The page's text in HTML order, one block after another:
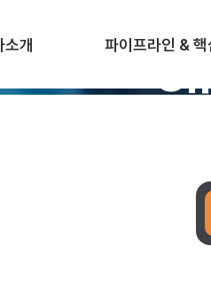
소개 파이프라인 & 핵
O
M